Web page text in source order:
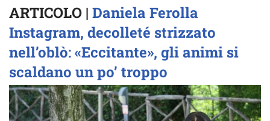
ARTICOLO | Daniela Ferolla
Instagram, decolleté strizzato
nell’oblò: «Eccitante», gli animi si
scaldano un po’ troppo